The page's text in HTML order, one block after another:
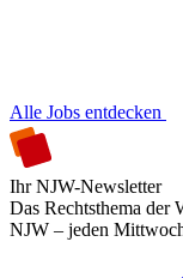
Alle Jobs entdecken
Ihr NJW-Newsletter
Das Rechtsthema der
NJW – jeden